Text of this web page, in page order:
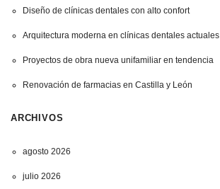
Diseño de clínicas dentales con alto confort
Arquitectura moderna en clínicas dentales actuales
Proyectos de obra nueva unifamiliar en tendencia
Renovación de farmacias en Castilla y León
ARCHIVOS
agosto 2026
julio 2026